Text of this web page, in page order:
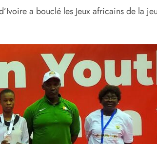
a bouclé les Jeux africains de la